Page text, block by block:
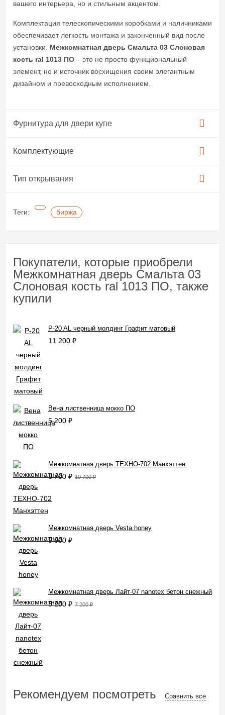
вашего интерьера, но и стильным акцентом.
Комплектация телескопическими коробками и наличниками
обеспечивает легкость монтажа и законченный вид после
установки. Межкомнатная дверь Смальта 03 Слоновая
кость ral 1013 ПО – это не просто функциональный
элемент, но и источник восхищения своим элегантным
дизайном и превосходным исполнением.
Фурнитура для двери купе​
Комплектующие
Тип открывания
Теги: биржа
Покупатели, которые приобрели
Межкомнатная дверь Смальта 03
Слоновая кость ral 1013 ПО, также
купили
P-20 AL черный молдинг Графит матовый
11 200 ₽
Вена лиственница мокко ПО
5 200 ₽
Межкомнатная дверь ТЕХНО-702 Манхэттен
8 700 ₽ 10 700₽
Межкомнатная дверь Vesta honey
9 000 ₽
Межкомнатная дверь Лайт-07 nanotex бетон снежный
5 200 ₽ 7 200₽
Рекомендуем посмотреть Сравнить все